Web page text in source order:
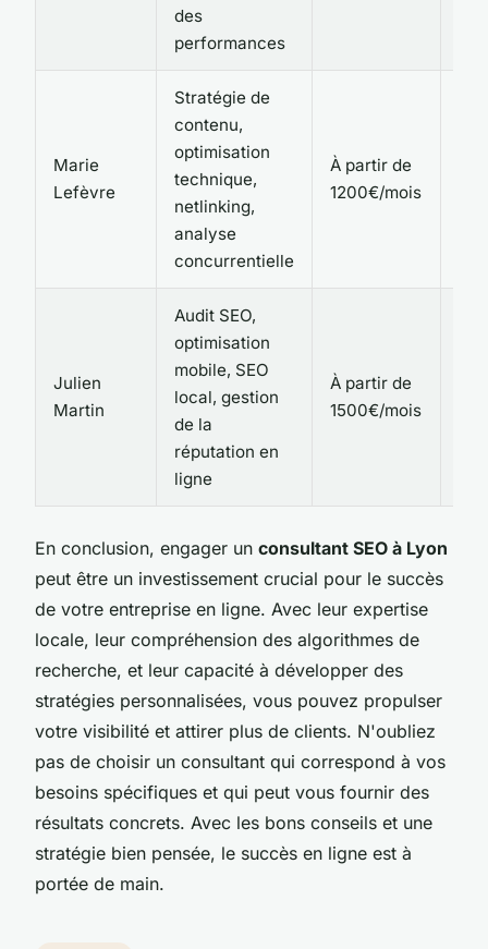
des
performances
Marie
Lefèvre
Stratégie de
contenu,
optimisation
technique,
netlinking,
analyse
concurrentielle
À partir de
1200€/mois
Julien
Martin
Audit SEO,
optimisation
mobile, SEO
local, gestion
de la
réputation en
ligne
À partir de
1500€/mois
En conclusion, engager un consultant SEO à Lyon
peut être un investissement crucial pour le succès
de votre entreprise en ligne. Avec leur expertise
locale, leur compréhension des algorithmes de
recherche, et leur capacité à développer des
stratégies personnalisées, vous pouvez propulser
votre visibilité et attirer plus de clients. N'oubliez
pas de choisir un consultant qui correspond à vos
besoins spécifiques et qui peut vous fournir des
résultats concrets. Avec les bons conseils et une
stratégie bien pensée, le succès en ligne est à
portée de main.